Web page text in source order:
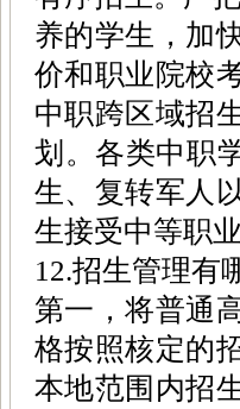
养的学生，加
价和职业院校
中职跨区域招
划。各类中职
生、复转军人
生接受中等职
12.招生管理有
第一，将普通
格按照核定的
本地范围内招